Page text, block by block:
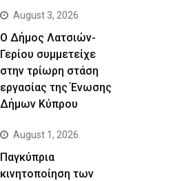
August 3, 2026
Ο Δήμος Λατσιών-
Γερίου συμμετείχε
στην τρίωρη στάση
εργασίας της Ένωσης
Δήμων Κύπρου
August 1, 2026
Παγκύπρια
κινητοποίηση των